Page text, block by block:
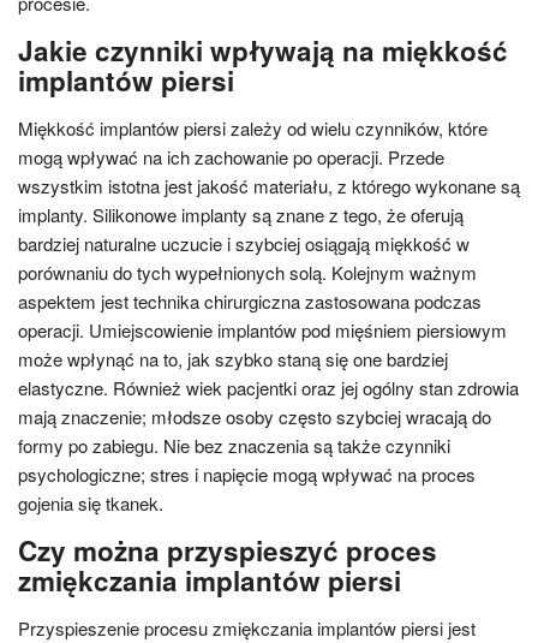
Jakie czynniki wpływają na miękkość
implantów piersi
Miękkość implantów piersi zależy od wielu czynników, które
mogą wpływać na ich zachowanie po operacji. Przede
wszystkim istotna jest jakość materiału, z którego wykonane są
implanty. Silikonowe implanty są znane z tego, że oferują
bardziej naturalne uczucie i szybciej osiągają miękkość w
porównaniu do tych wypełnionych solą. Kolejnym ważnym
aspektem jest technika chirurgiczna zastosowana podczas
operacji. Umiejscowienie implantów pod mięśniem piersiowym
może wpłynąć na to, jak szybko staną się one bardziej
elastyczne. Również wiek pacjentki oraz jej ogólny stan zdrowia
mają znaczenie; młodsze osoby często szybciej wracają do
formy po zabiegu. Nie bez znaczenia są także czynniki
psychologiczne; stres i napięcie mogą wpływać na proces
gojenia się tkanek.
Czy można przyspieszyć proces
zmiękczania implantów piersi
Przyspieszenie procesu zmiękczania implantów piersi jest